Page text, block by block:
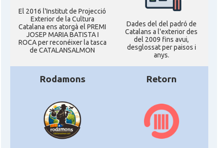
El 2016 l'Institut de Projecció
Exterior de la Cultura
Catalana ens atorgà el PREMI
JOSEP MARIA BATISTA I
ROCA per reconéixer la tasca
de CATALANSALMON
Dades del del padró de
Catalans a l'exterior des
del 2009 fins avui,
desglossat per paisos i
anys.
Rodamons Retorn